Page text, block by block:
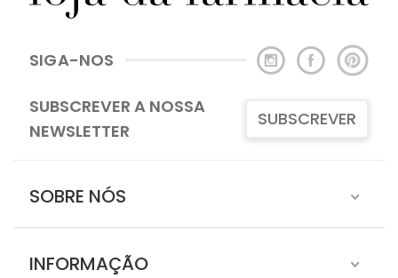
SIGA-NOS
SUBSCREVER A NOSSA
NEWSLETTER
SUBSCREVER
SOBRE NÓS
INFORMAÇÃO